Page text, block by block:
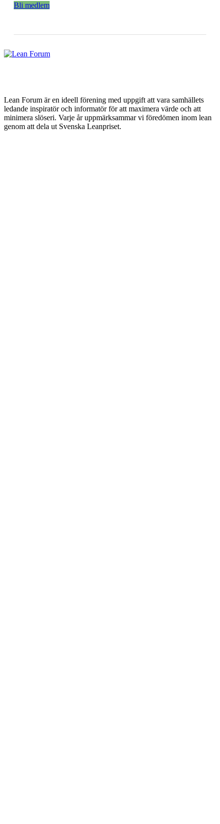
Bli medlem
Lean Forum är en ideell förening med uppgift att vara samhällets
ledande inspiratör och informatör för att maximera värde och att
minimera slöseri. Varje år uppmärksammar vi föredömen inom lean
genom att dela ut Svenska Leanpriset.